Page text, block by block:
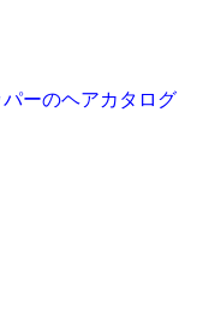
ーのヘアカタログ